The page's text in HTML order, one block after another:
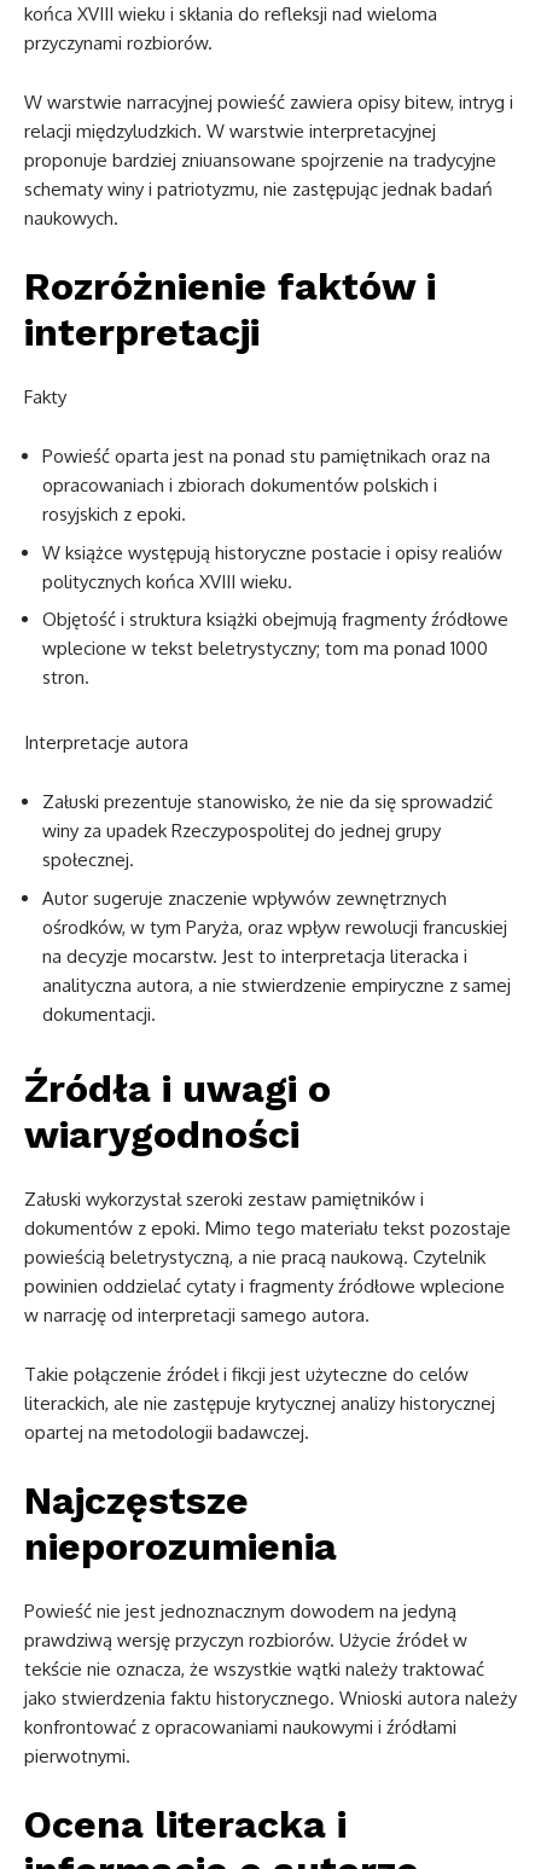
końca XVIII wieku i skłania do refleksji nad wieloma
przyczynami rozbiorów.
W warstwie narracyjnej powieść zawiera opisy bitew, intryg i
relacji międzyludzkich. W warstwie interpretacyjnej
proponuje bardziej zniuansowane spojrzenie na tradycyjne
schematy winy i patriotyzmu, nie zastępując jednak badań
naukowych.
Rozróżnienie faktów i
interpretacji
Fakty
Powieść oparta jest na ponad stu pamiętnikach oraz na
opracowaniach i zbiorach dokumentów polskich i
rosyjskich z epoki.
W książce występują historyczne postacie i opisy realiów
politycznych końca XVIII wieku.
Objętość i struktura książki obejmują fragmenty źródłowe
wplecione w tekst beletrystyczny; tom ma ponad 1000
stron.
Interpretacje autora
Załuski prezentuje stanowisko, że nie da się sprowadzić
winy za upadek Rzeczypospolitej do jednej grupy
społecznej.
Autor sugeruje znaczenie wpływów zewnętrznych
ośrodków, w tym Paryża, oraz wpływ rewolucji francuskiej
na decyzje mocarstw. Jest to interpretacja literacka i
analityczna autora, a nie stwierdzenie empiryczne z samej
dokumentacji.
Źródła i uwagi o
wiarygodności
Załuski wykorzystał szeroki zestaw pamiętników i
dokumentów z epoki. Mimo tego materiału tekst pozostaje
powieścią beletrystyczną, a nie pracą naukową. Czytelnik
powinien oddzielać cytaty i fragmenty źródłowe wplecione
w narrację od interpretacji samego autora.
Takie połączenie źródeł i fikcji jest użyteczne do celów
literackich, ale nie zastępuje krytycznej analizy historycznej
opartej na metodologii badawczej.
Najczęstsze
nieporozumienia
Powieść nie jest jednoznacznym dowodem na jedyną
prawdziwą wersję przyczyn rozbiorów. Użycie źródeł w
tekście nie oznacza, że wszystkie wątki należy traktować
jako stwierdzenia faktu historycznego. Wnioski autora należy
konfrontować z opracowaniami naukowymi i źródłami
pierwotnymi.
Ocena literacka i